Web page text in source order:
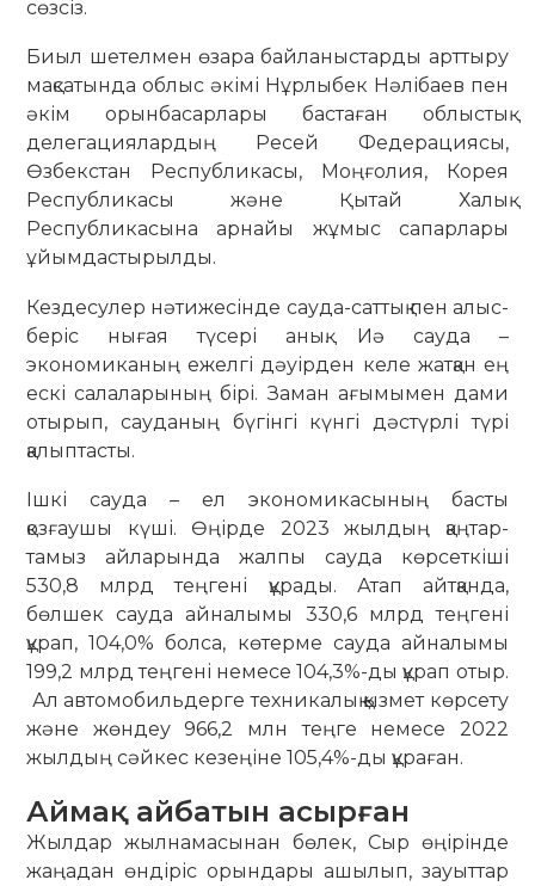
сөзсіз.
Биыл шетелмен өзара байланыстарды арттыру
мақсатында облыс әкімі Нұрлыбек Нәлібаев пен
әкім орынбасарлары бастаған облыстық
делегациялардың Ресей Федерациясы,
Өзбекстан Республикасы, Моңғолия, Корея
Республикасы және Қытай Халық
Республикасына арнайы жұмыс сапарлары
ұйымдастырылды.
Кездесулер нәтижесінде сауда-саттық пен алыс-
беріс нығая түсері анық. Иә сауда –
экономиканың ежелгі дәуірден келе жатқан ең
ескі салаларының бірі. Заман ағымымен дами
отырып, сауданың бүгінгі күнгі дәстүрлі түрі
қалыптасты.
Ішкі сауда – ел экономикасының басты
қозғаушы күші. Өңірде 2023 жылдың қаңтар-
тамыз айларында жалпы сауда көрсеткіші
530,8 млрд теңгені құрады. Атап айтқанда,
бөлшек сауда айналымы 330,6 млрд теңгені
құрап, 104,0% болса, көтерме сауда айналымы
199,2 млрд теңгені немесе 104,3%-ды құрап отыр.
Ал автомобильдерге техникалық қызмет көрсету
және жөндеу 966,2 млн теңге немесе 2022
жылдың сәйкес кезеңіне 105,4%-ды құраған.
Аймақ айбатын асырған
Жылдар жылнамасынан бөлек, Сыр өңірінде
жаңадан өндіріс орындары ашылып, зауыттар